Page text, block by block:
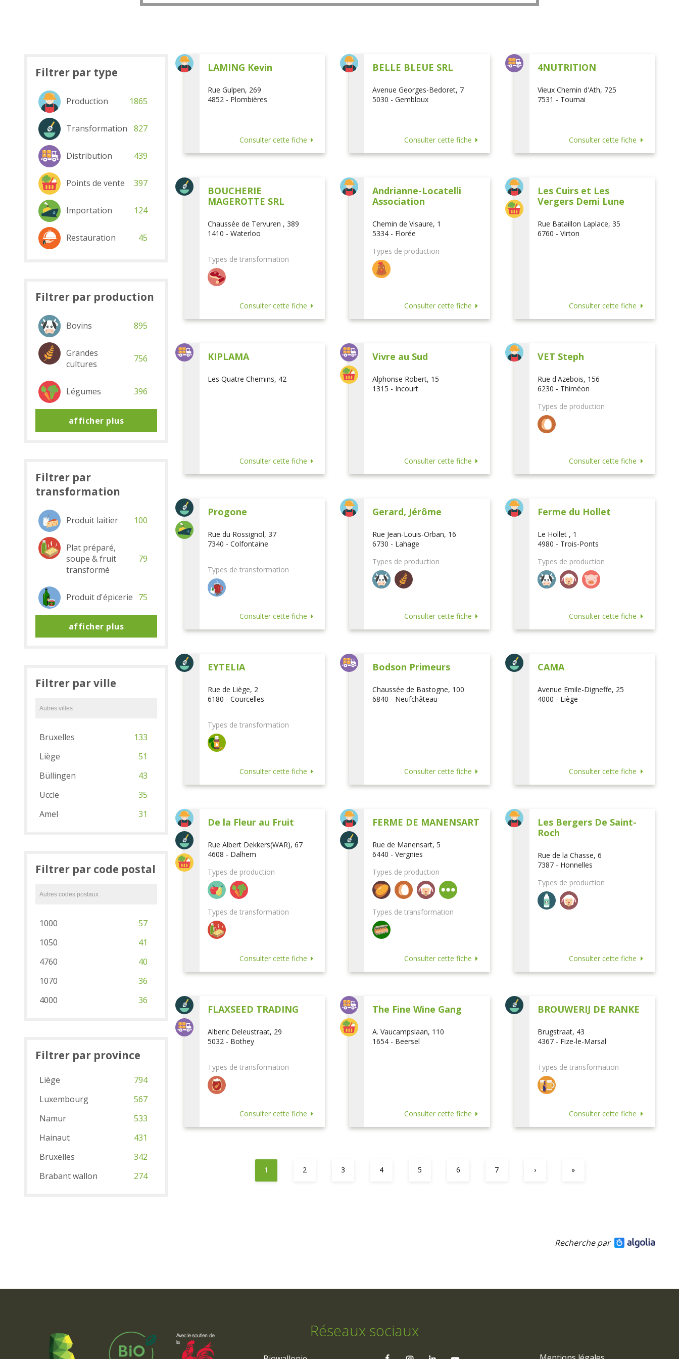
LAMING Kevin
Rue Gulpen, 269
4852 - Plombières
Consulter cette fiche
BELLE BLEUE SRL
Avenue Georges-Bedoret, 7
5030 - Gembloux
Consulter cette fiche
4NUTRITION
Vieux Chemin d'Ath, 725
7531 - Tournai
Consulter cette fiche
BOUCHERIE
MAGEROTTE SRL
Chaussée de Tervuren , 389
1410 - Waterloo
Types de transformation
Consulter cette fiche
Andrianne-Locatelli
Association
Chemin de Visaure, 1
5334 - Florée
Types de production
Consulter cette fiche
Les Cuirs et Les
Vergers Demi Lune
Rue Bataillon Laplace, 35
6760 - Virton
Consulter cette fiche
KIPLAMA
Les Quatre Chemins, 42
Consulter cette fiche
Vivre au Sud
Alphonse Robert, 15
1315 - Incourt
Consulter cette fiche
VET Steph
Rue d'Azebois, 156
6230 - Thiméon
Types de production
Consulter cette fiche
Progone
Rue du Rossignol, 37
7340 - Colfontaine
Types de transformation
Consulter cette fiche
Gerard, Jérôme
Rue Jean-Louis-Orban, 16
6730 - Lahage
Types de production
Consulter cette fiche
Ferme du Hollet
Le Hollet , 1
4980 - Trois-Ponts
Types de production
Consulter cette fiche
EYTELIA
Rue de Liège, 2
6180 - Courcelles
Types de transformation
Consulter cette fiche
Bodson Primeurs
Chaussée de Bastogne, 100
6840 - Neufchâteau
Consulter cette fiche
CAMA
Avenue Emile-Digneffe, 25
4000 - Liège
Consulter cette fiche
De la Fleur au Fruit
Rue Albert Dekkers(WAR), 67
4608 - Dalhem
Types de production
Types de transformation
Consulter cette fiche
FERME DE MANENSART
Rue de Manensart, 5
6440 - Vergnies
Types de production
Types de transformation
Consulter cette fiche
Les Bergers De Saint-
Roch
Rue de la Chasse, 6
7387 - Honnelles
Types de production
Consulter cette fiche
FLAXSEED TRADING
Alberic Deleustraat, 29
5032 - Bothey
Types de transformation
Consulter cette fiche
The Fine Wine Gang
A. Vaucampslaan, 110
1654 - Beersel
Consulter cette fiche
BROUWERIJ DE RANKE
Brugstraat, 43
4367 - Fize-le-Marsal
Types de transformation
Consulter cette fiche
1 2 3 4 5 6 7 › »
Filtrer par type
Production 1865
Transformation 827
Distribution 439
Points de vente 397
Importation 124
Restauration 45
Filtrer par production
Bovins 895
Grandes
cultures
756
Légumes 396
afficher plus
Filtrer par
transformation
Produit laitier 100
Plat préparé,
soupe & fruit
transformé
79
Produit d'épicerie 75
afficher plus
Filtrer par ville
Bruxelles
133
Liège
51
Büllingen
43
Uccle
35
Amel
31
Filtrer par code postal
1000
57
1050
41
4760
40
1070
36
4000
36
Filtrer par province
Liège
794
Luxembourg
567
Namur
533
Hainaut
431
Bruxelles
342
Brabant wallon
274
Recherche par
Réseaux sociaux